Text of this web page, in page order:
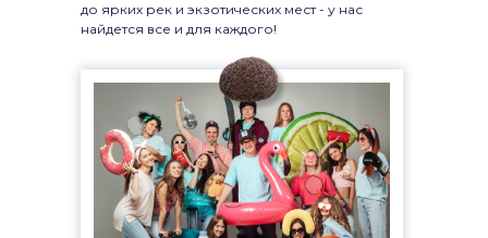
до ярких рек и экзотических мест - у нас
найдется все и для каждого!